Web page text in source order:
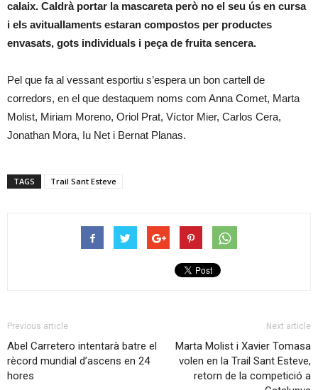
calaix. Caldrà portar la mascareta però no el seu ús en cursa
i els avituallaments estaran compostos per productes
envasats, gots individuals i peça de fruita sencera.
Pel que fa al vessant esportiu s’espera un bon cartell de
corredors, en el que destaquem noms com Anna Comet, Marta
Molist, Miriam Moreno, Oriol Prat, Víctor Mier, Carlos Cera,
Jonathan Mora, Iu Net i Bernat Planas.
TAGS Trail Sant Esteve
Previous article
Abel Carretero intentarà batre el
rècord mundial d’ascens en 24
hores
Next article
Marta Molist i Xavier Tomasa
volen en la Trail Sant Esteve,
retorn de la competició a